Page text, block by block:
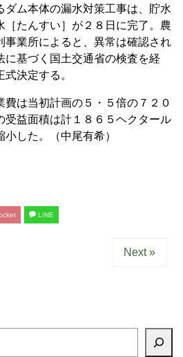
ム本体の漏水対策工事は、貯水
［たんすい］が２８日に完了。農
事業所によると、異常は確認され
に基づく国土交通省の検査を経
決定する。
は当初計画の５・５倍の７２０
受益面積は計１８６５ヘクタール
した。（中尾有希）
LINE
Next »